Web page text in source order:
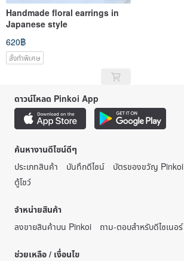
Handmade floral earrings in
Japanese style
620฿
สั่งทำพิเศษ
ดาวน์โหลด Pinkoi App
ค้นหางานดีไซน์ดีๆ
ประเภทสินค้า
บันทึกดีไซน์ บัตรของขวัญ Pinkoi
ตู้โชว์
จำหน่ายสินค้า
ลงขายสินค้าบน Pinkoi
ถาม-ตอบสำหรับดีไซเนอร์
ช่วยเหลือ / เงื่อนไข